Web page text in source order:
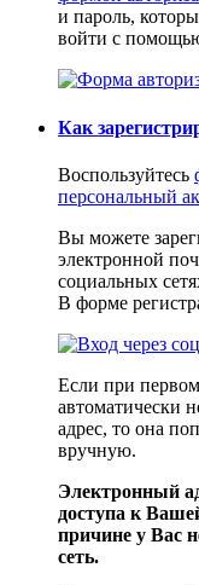
и пароль,
войти с
Как
Воспользуйтесь
персональный
Вы можете
электронной
социальных
В форме
Если при первом
автоматически
адрес, то она
вручную.
Электронный
доступа к
причине у Вас
сеть.